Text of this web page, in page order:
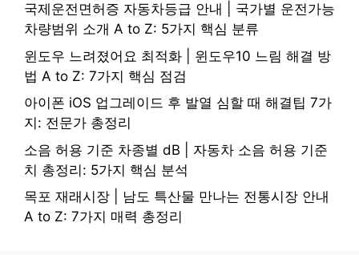
국제운전면허증 자동차등급 안내 | 국가별 운전가능
차량범위 소개 A to Z: 5가지 핵심 분류
윈도우 느려졌어요 최적화 | 윈도우10 느림 해결 방
법 A to Z: 7가지 핵심 점검
아이폰 iOS 업그레이드 후 발열 심할 때 해결팁 7가
지: 전문가 총정리
소음 허용 기준 차종별 dB | 자동차 소음 허용 기준
치 총정리: 5가지 핵심 분석
목포 재래시장 | 남도 특산물 만나는 전통시장 안내
A to Z: 7가지 매력 총정리